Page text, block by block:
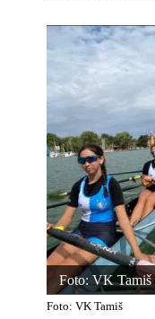
Foto: VK Tamiš
Foto: VK Tamiš